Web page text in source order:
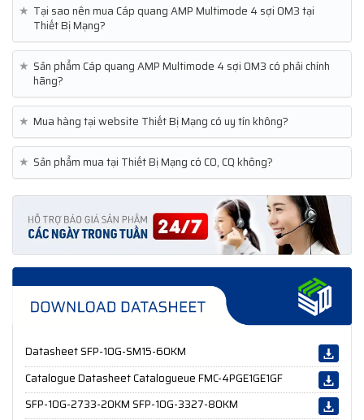
★ Tại sao nên mua Cáp quang AMP Multimode 4 sợi OM3 tại
Thiết Bị Mạng?
★ Sản phẩm Cáp quang AMP Multimode 4 sợi OM3 có phải chính
hãng?
★ Mua hàng tại website Thiết Bị Mạng có uy tín không?
★ Sản phẩm mua tại Thiết Bị Mạng có CO, CQ không?
Datasheet SFP-10G-SM15-60KM
Catalogue Datasheet Catalogueue FMC-4PGE1GE1GF
SFP-10G-2733-20KM SFP-10G-3327-80KM